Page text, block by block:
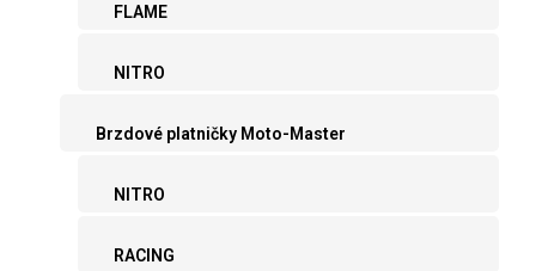
FLAME
NITRO
Brzdové platničky Moto-Master
NITRO
RACING